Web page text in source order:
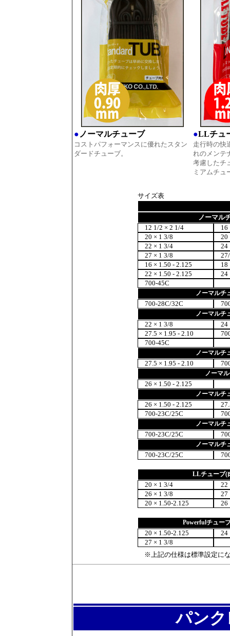
● ノーマルチューブ
コストパフォーマンスに優れたスタン
ダードチューブ。
●LLチュ
走行時の快
れのメンテ
考慮したチ
ミアムチュ
サイズ表
ノーマル
12 1/2 × 2 1/4
16
20 × 1 3/8
20
22 × 1 3/4
24
27 × 1 3/8
27/
16 × 1.50 - 2.125
18
22 × 1.50 - 2.125
24
700-45C
ノーマルチ
700-28C/32C
ノーマルチ
22 × 1 3/8
24
27.5 × 1.95 - 2.10
700-45C
ノーマルチ
27.5 × 1.95 - 2.10
ノーマ
26 × 1.50 - 2.125
ノーマルチ
26 × 1.50 - 2.125
700-23C/25C
ノーマルチ
700-23C/25C
ノーマルチ
700-23C/25C
LLチューブ(
20 × 1 3/4
22
26 × 1 3/8
27
20 × 1.50-2.125
26
Powerfulチュー
20 × 1.50-2.125
24
27 × 1 3/8
※上記の仕様は標準設定に
パン